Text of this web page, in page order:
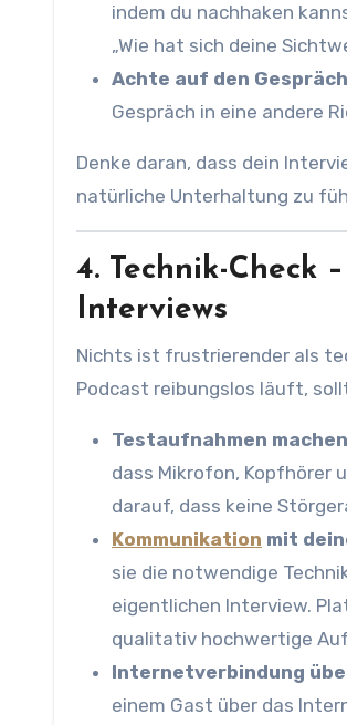
indem du nachhaken
„Wie hat sich deine
Achte auf den
Gespräch in eine andere
Denke daran, dass dein
natürliche Unterhaltung zu
4. Technik-Check
Interviews
Nichts ist frustrierender als
Podcast reibungslos läuft,
Testaufnahmen
dass Mikrofon, Kopfhörer
darauf, dass keine
Kommunikation mit
sie die notwendige
eigentlichen Interview.
qualitativ hochwertige
Internetverbindung
einem Gast über das